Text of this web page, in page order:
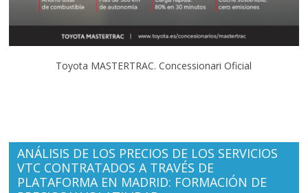
Toyota MASTERTRAC. Concessionari Oficial
ANÁLISIS DE LOS PRECIOS DE LOS SERVICIOS
VTC CONTRATADOS A TRAVÉS DE
PLATAFORMA EN MADRID: FORMACIÓN DE